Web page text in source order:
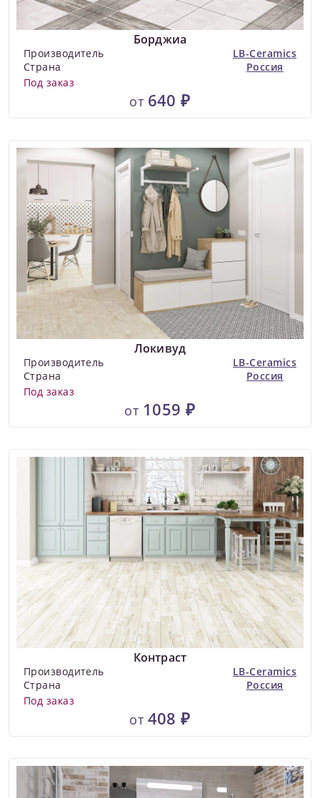
Борджиа
Производитель
LB-Ceramics
Страна
Россия
Под заказ
от 640 ₽
Локивуд
Производитель
LB-Ceramics
Страна
Россия
Под заказ
от 1059 ₽
Контраст
Производитель
LB-Ceramics
Страна
Россия
Под заказ
от 408 ₽